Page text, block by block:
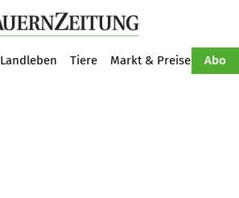
Landleben Tiere Markt & Preise Abo